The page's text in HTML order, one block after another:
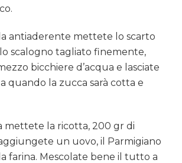
antiaderente mettete lo scarto
scalogno tagliato finemente,
bicchiere d’acqua e lasciate
quando la zucca sarà cotta e
mettete la ricotta, 200 gr di
un uovo, il Parmigiano
farina. Mescolate bene il tutto a